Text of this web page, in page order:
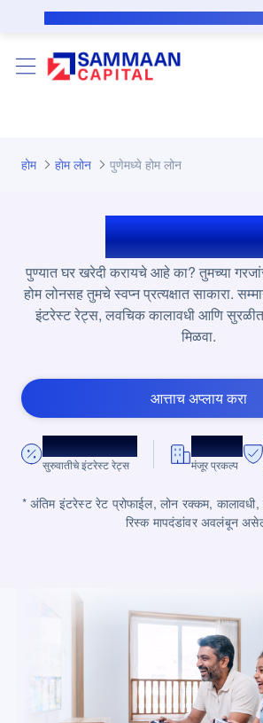
मुख्य घटक वगळा
होम होम लोन पुणेमध्ये होम लोन
पुणेमध्ये होम
पुण्यात घर खरेदी करायचे आहे का? तुमच्या
होम लोनसह तुमचे स्वप्न प्रत्यक्षात साकारा.
इंटरेस्ट रेट्स, लवचिक कालावधी आणि
मिळवा.
आत्ताच अप्लाय करा
*8.75% प्रति वर्ष.
सुरुवातीचे इंटरेस्ट रेट्स
10,000+
मंजूर प्रकल्प
* अंतिम इंटरेस्ट रेट प्रोफाईल, लोन रक्कम, कालावधी,
रिस्क मापदंडांवर अवलंबून